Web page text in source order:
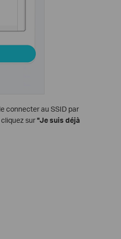
connecter au SSID par
sur"Je suis déjà